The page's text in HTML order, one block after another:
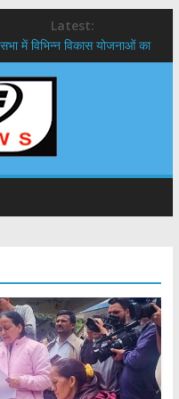
Latest:
में विभिन्न विकास योजनाओं का
के लिए 25 बड़े प्रस्तावों को मिली
का निस्तारण
मेला, 559 पदों पर होगी भर्ती
शिवभक्त कांवड़ियों का
शुभारंभ, श्रद्धालुओं को अपने